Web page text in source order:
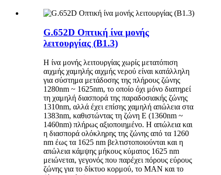
G.652D Οπτική ίνα μονής
λειτουργίας (B1.3)
Η ίνα μονής λειτουργίας χωρίς μετατόπιση
αιχμής χαμηλής αιχμής νερού είναι κατάλληλη
για σύστημα μετάδοσης της πλήρους ζώνης
1280nm ~ 1625nm, το οποίο όχι μόνο διατηρεί
τη χαμηλή διασπορά της παραδοσιακής ζώνης
1310nm, αλλά έχει επίσης χαμηλή απώλεια στα
1383nm, καθιστώντας τη ζώνη E (1360nm ~
1460nm) πλήρως αξιοποιημένο. Η απώλεια και
η διασπορά ολόκληρης της ζώνης από τα 1260
nm έως τα 1625 nm βελτιστοποιούνται και η
απώλεια κάμψης μήκους κύματος 1625 nm
μειώνεται, γεγονός που παρέχει πόρους εύρους
ζώνης για το δίκτυο κορμού, το MAN και το